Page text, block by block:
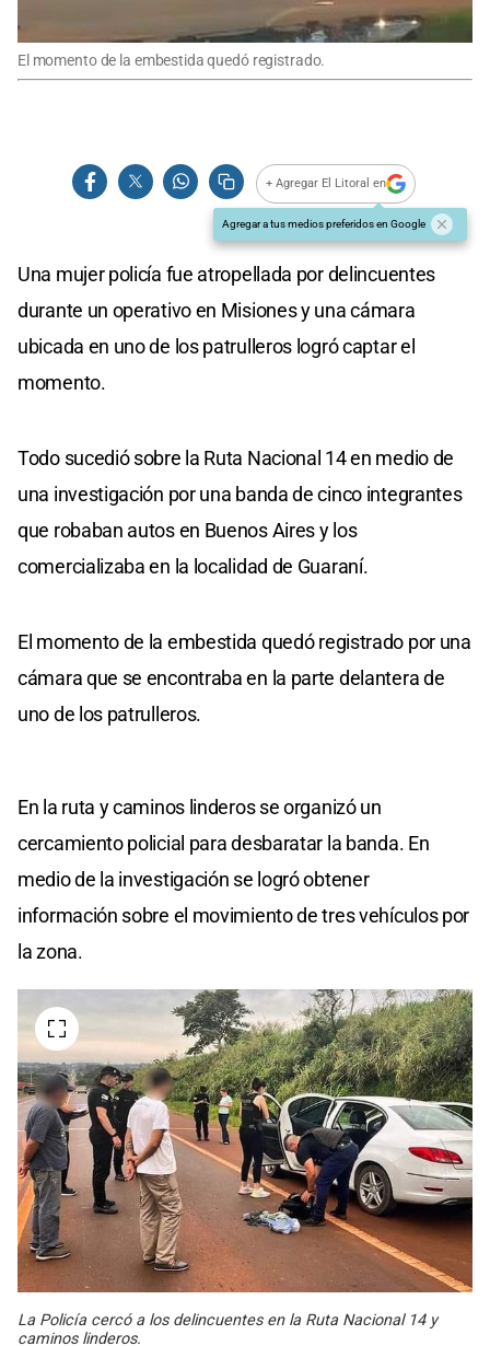
El momento de la embestida quedó registrado.
+ Agregar El Litoral en
Agregar a tus medios preferidos en Google
Una mujer policía fue atropellada por delincuentes
durante un operativo en Misiones y una cámara
ubicada en uno de los patrulleros logró captar el
momento.
Todo sucedió sobre la Ruta Nacional 14 en medio de
una investigación por una banda de cinco integrantes
que robaban autos en Buenos Aires y los
comercializaba en la localidad de Guaraní.
El momento de la embestida quedó registrado por una
cámara que se encontraba en la parte delantera de
uno de los patrulleros.
En la ruta y caminos linderos se organizó un
cercamiento policial para desbaratar la banda. En
medio de la investigación se logró obtener
información sobre el movimiento de tres vehículos por
la zona.
La Policía cercó a los delincuentes en la Ruta Nacional 14 y
caminos linderos.